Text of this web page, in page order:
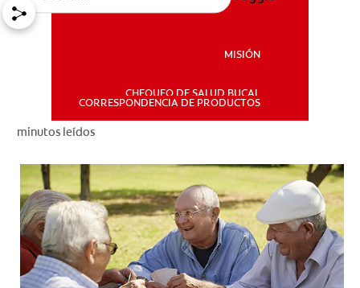
SALUD BUCAL
CORRESPONDENCIA DE PRODUCTOS
PROMOCIONES
HN (ES)
MISIÓN
CHEQUEO DE SALUD BUCAL
CORRESPONDENCIA DE PRODUCTOS
minutos leídos